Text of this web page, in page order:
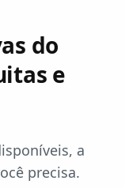
do
e
a
precisa.